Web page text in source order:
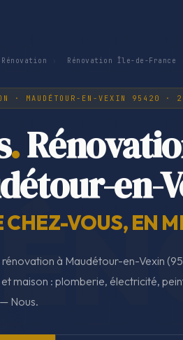
Rénovation Rénovation Île-de-France
· MAUDÉTOUR-EN-VEXIN 95420 ·
.
en-
CHEZ-VOUS, EN
rénovation à Maudétour-en-Vexin
maison : plomberie, électricité,
Nous.